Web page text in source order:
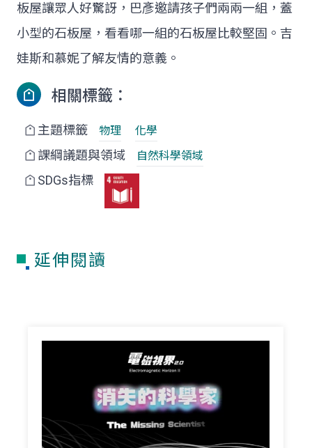
板屋讓眾人好驚訝，巴彥邀請孩子們兩兩一組，蓋
小型的石板屋，看看哪一組的石板屋比較堅固。吉
娃斯和慕妮了解友情的意義。
相關標籤：
主題標籤 物理 化學
課綱議題與領域 自然科學領域
SDGs指標
延伸閱讀